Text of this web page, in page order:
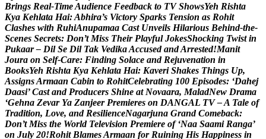
Brings Real-TimeAudience Feedback to TV ShowsYeh Rishta
Kya Kehlata Hai:Abhira’s Victory Sparks Tension as Rohit
Clashes with RuhiAnupamaa Cast Unveils Hilarious Behind-the-
Scenes Secrets: Don’t Miss Their Playful JokesShocking Twist in
Pukaar – Dil Se Dil Tak VedikaAccused andArrested!Manit
Joura on Self-Care: Finding Solace and Rejuvenation in
BooksYeh Rishta Kya Kehlata Hai: Kaveri Shakes Things Up,
AssignsArmaan Cabin to RohitCelebrating 100 Episodes: ‘Dahej
Daasi’ Cast and Producers Shine at Novaara, MaladNew Drama
‘Gehna Zevar Ya Zanjeer Premieres on DANGAL TV –A Tale of
Tradition, Love, and ResilienceNagarjuna Grand Comeback:
Don’t Miss the World Television Premiere of ‘Naa Saami Ranga’
on July 20!Rohit BlamesArmaan for Ruining His Happiness in